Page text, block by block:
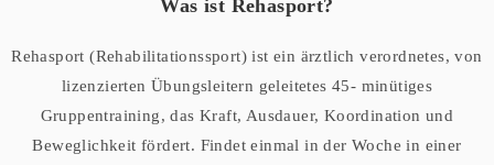
Was ist Rehasport?
Rehasport (Rehabilitationssport) ist ein ärztlich verordnetes, von
lizenzierten Übungsleitern geleitetes 45- minütiges
Gruppentraining, das Kraft, Ausdauer, Koordination und
Beweglichkeit fördert. Findet einmal in der Woche in einer